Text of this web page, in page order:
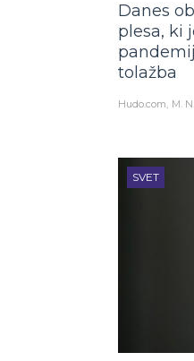
Danes
plesa, ki
tolažba
Hudo.com M.
SVET